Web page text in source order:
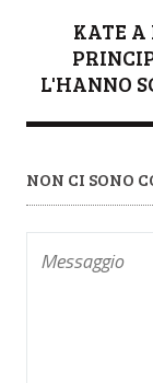
KATE A
L'HANNO
NON CI SONO